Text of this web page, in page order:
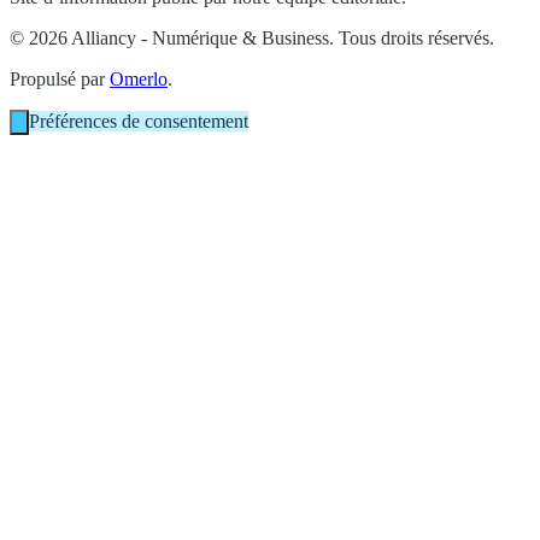
© 2026 Alliancy - Numérique & Business. Tous droits réservés.
Propulsé parOmerlo.
Préférences de consentement